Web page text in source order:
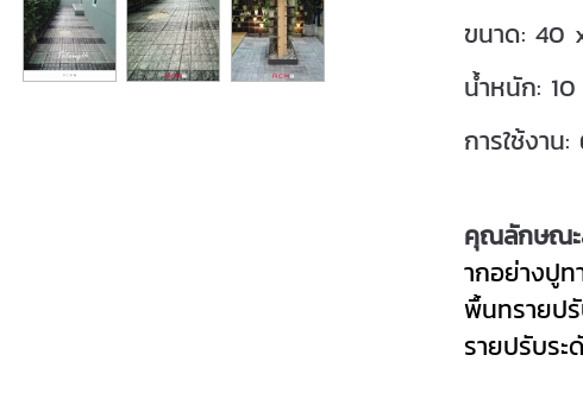
ขนาด: 40
น้ำหนัก:
การใช้งา
คุณลักษณ
ากอย่างปูท
พื้นทรายป
รายปรับระ